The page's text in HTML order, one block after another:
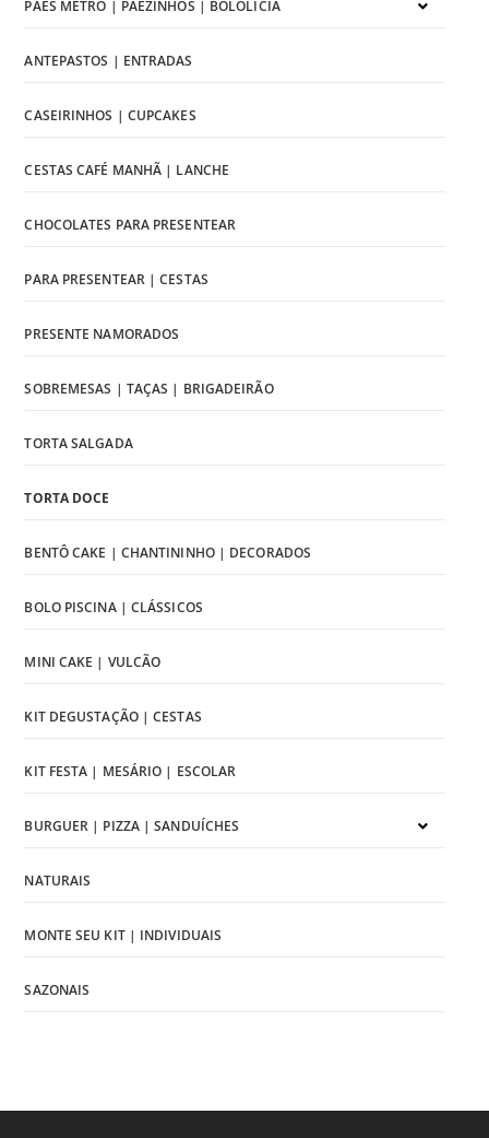
PÃES METRO | PÃEZINHOS | BOLOLÍCIA
ANTEPASTOS | ENTRADAS
CASEIRINHOS | CUPCAKES
CESTAS CAFÉ MANHÃ | LANCHE
CHOCOLATES PARA PRESENTEAR
PARA PRESENTEAR | CESTAS
PRESENTE NAMORADOS
SOBREMESAS | TAÇAS | BRIGADEIRÃO
TORTA SALGADA
TORTA DOCE
BENTÔ CAKE | CHANTININHO | DECORADOS
BOLO PISCINA | CLÁSSICOS
MINI CAKE | VULCÃO
KIT DEGUSTAÇÃO | CESTAS
KIT FESTA | MESÁRIO | ESCOLAR
BURGUER | PIZZA | SANDUÍCHES
NATURAIS
MONTE SEU KIT | INDIVIDUAIS
SAZONAIS